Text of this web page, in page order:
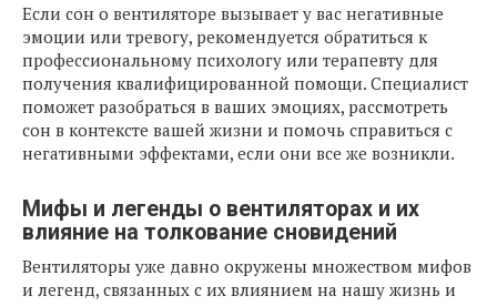
Если сон о вентиляторе вызывает у вас негативные
эмоции или тревогу, рекомендуется обратиться к
профессиональному психологу или терапевту для
получения квалифицированной помощи. Специалист
поможет разобраться в ваших эмоциях, рассмотреть
сон в контексте вашей жизни и помочь справиться с
негативными эффектами, если они все же возникли.
Мифы и легенды о вентиляторах и их
влияние на толкование сновидений
Вентиляторы уже давно окружены множеством мифов
и легенд, связанных с их влиянием на нашу жизнь и